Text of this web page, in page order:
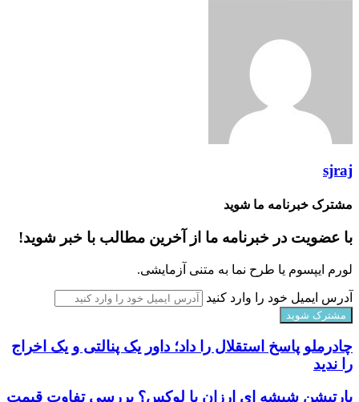
sjraj
مشترک خبرنامه ما شوید
با عضویت در خبرنامه ما از آخرین مطالب با خبر شوید!
لورم ایپسوم یا طرح‌ نما به متنی آزمایشی.
آدرس ایمیل خود را وارد کنید
چادرملو پاسخ استقلال را داد؛ داور یک پنالتی و یک اخراج
را ندید
پارتیشن شیشه ای ارزان یا لوکس؟ بررسی تفاوت قیمت